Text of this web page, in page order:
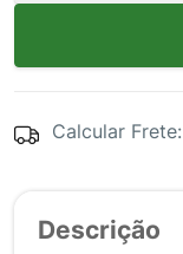
Calcular Frete:
Descrição